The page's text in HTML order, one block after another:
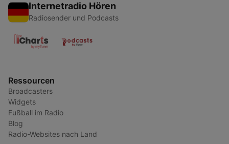
Internetradio Hören
Radiosender und Podcasts
Ressourcen
Broadcasters
Widgets
Fußball im Radio
Blog
Radio-Websites nach Land